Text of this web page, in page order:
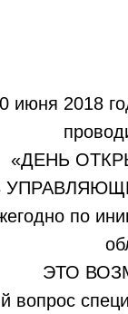
июня 2018
«ДЕНЬ
по
ЭТО
вопрос